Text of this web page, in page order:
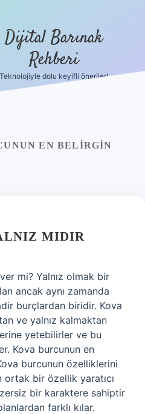
Dijital Barınak
Rehberi
Teknolojiyle dolu keyifli öneriler!
EN BELIRGIN
MIDIR
mi? Yalnız olmak bir
ancak aynı zamanda
burçlardan biridir. Kova
ve yalnız kalmaktan
yetebilirler ve bu
Kova burcunun en
burcunun özelliklerini
bir özellik yaratıcı
bir karaktere sahiptir
farklı kılar.